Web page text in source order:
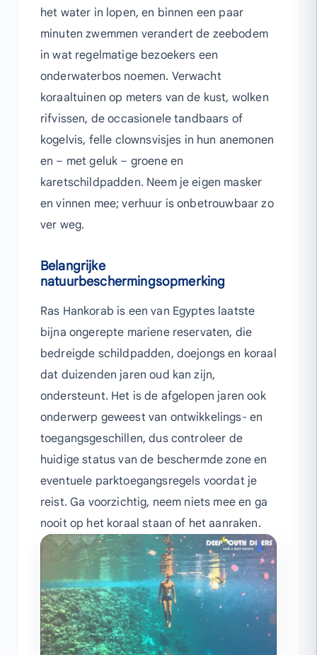
het water in lopen, en binnen een paar
minuten zwemmen verandert de zeebodem
in wat regelmatige bezoekers een
onderwaterbos noemen. Verwacht
koraaltuinen op meters van de kust, wolken
rifvissen, de occasionele tandbaars of
kogelvis, felle clownsvisjes in hun anemonen
en – met geluk – groene en
karetschildpadden. Neem je eigen masker
en vinnen mee; verhuur is onbetrouwbaar zo
ver weg.
Belangrijke
natuurbeschermingsopmerking
Ras Hankorab is een van Egyptes laatste
bijna ongerepte mariene reservaten, die
bedreigde schildpadden, doejongs en koraal
dat duizenden jaren oud kan zijn,
ondersteunt. Het is de afgelopen jaren ook
onderwerp geweest van ontwikkelings- en
toegangsgeschillen, dus controleer de
huidige status van de beschermde zone en
eventuele parktoegangsregels voordat je
reist. Ga voorzichtig, neem niets mee en ga
nooit op het koraal staan of het aanraken.